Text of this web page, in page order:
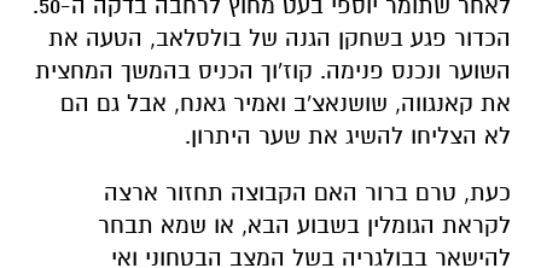
לא הצליחו להשיג את שער היתרון.
כעת, טרם ברור האם הקבוצה תחזור ארצה
לקראת הגומלין בשבוע הבא, או שמא תבחר
להישאר בבולגריה בשל המצב הבטחוני ואי
משרדים למכירה>>>